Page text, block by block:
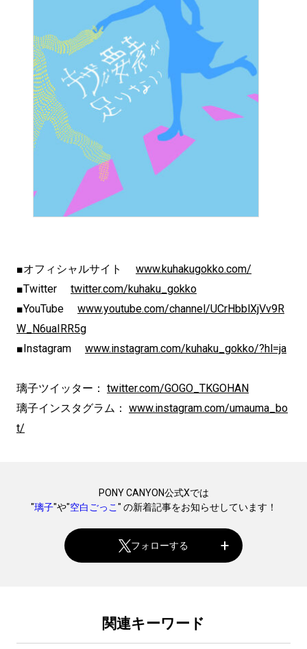
■オフィシャルサイト www.kuhakugokko.com/
■Twitter twitter.com/kuhaku_gokko
■YouTube www.youtube.com/channel/UCrHbblXjVv9R
W_N6uaIRR5g
■Instagram www.instagram.com/kuhaku_gokko/?hl=ja
璃子ツイッター： twitter.com/GOGO_TKGOHAN
璃子インスタグラム： www.instagram.com/umauma_bo
t/
PONY CANYON公式Xでは
"璃子"や"空白ごっこ " の新着記事をお知らせしています！
フォローする
関連キーワード